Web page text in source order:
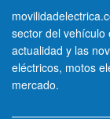
sector del vehículo
actualidad y las
eléctricos, motos
mercado.